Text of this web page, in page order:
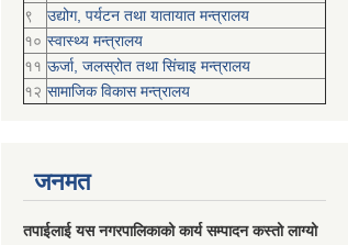
९
उद्योग, पर्यटन तथा यातायात मन्त्रालय
१० स्वास्थ्य मन्त्रालय
११ ऊर्जा, जलस्रोत तथा सिंचाइ मन्त्रालय
१२ सामाजिक विकास मन्‍‍त्रालय
जनमत
तपाईलाई यस नगरपालिकाको कार्य सम्पादन कस्तो लाग्यो